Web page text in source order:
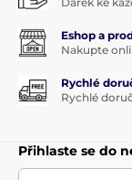
Eshop a
Nakupte
Rychlé
Rychlé
Přihlaste se do